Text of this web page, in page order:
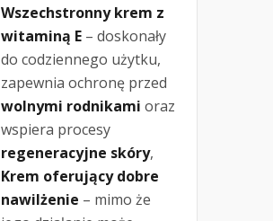
Wszechstronny krem z
witaminą E – doskonały
do codziennego użytku,
zapewnia ochronę przed
wolnymi rodnikami oraz
wspiera procesy
regeneracyjne skóry,
Krem oferujący dobre
nawilżenie – mimo że